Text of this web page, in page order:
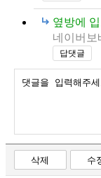
옆방에
네이버보
답댓글
삭제 수